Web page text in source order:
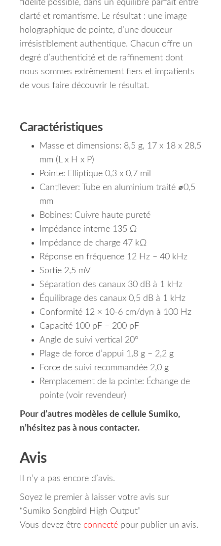
fidélité possible, dans un équilibre parfait entre
clarté et romantisme. Le résultat : une image
holographique de pointe, d’une douceur
irrésistiblement authentique. Chacun offre un
degré d’authenticité et de raffinement dont
nous sommes extrêmement fiers et impatients
de vous faire découvrir le résultat.
Caractéristiques
Masse et dimensions: 8,5 g, 17 x 18 x 28,5
mm (L x H x P)
Pointe: Elliptique 0,3 x 0,7 mil
Cantilever: Tube en aluminium traité ⌀0,5
mm
Bobines: Cuivre haute pureté
Impédance interne 135 Ω
Impédance de charge 47 kΩ
Réponse en fréquence 12 Hz – 40 kHz
Sortie 2,5 mV
Séparation des canaux 30 dB à 1 kHz
Équilibrage des canaux 0,5 dB à 1 kHz
Conformité 12 × 10-6 cm/dyn à 100 Hz
Capacité 100 pF – 200 pF
Angle de suivi vertical 20°
Plage de force d’appui 1,8 g – 2,2 g
Force de suivi recommandée 2,0 g
Remplacement de la pointe: Échange de
pointe (voir revendeur)
Pour d’autres modèles de cellule Sumiko,
n’hésitez pas à nous contacter.
Avis
Il n’y a pas encore d’avis.
Soyez le premier à laisser votre avis sur
“Sumiko Songbird High Output”
Vous devez être connecté pour publier un avis.